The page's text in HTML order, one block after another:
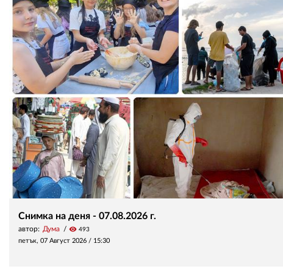
Снимка на деня - 07.08.2026 г.
автор: Дума visibility 493
петък, 07 Август 2026 / 15:30